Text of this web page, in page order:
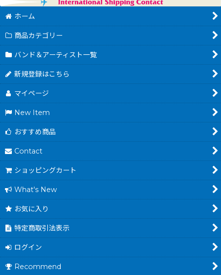
ホーム
商品カテゴリー
バンド＆アーティスト一覧
新規登録はこちら
マイページ
New Item
おすすめ商品
Contact
ショッピングカート
What's New
お気に入り
特定商取引法表示
ログイン
Recommend